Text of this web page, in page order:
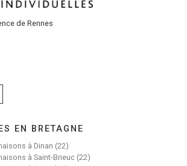
de Rennes
EN BRETAGNE
à Dinan (22)
à Saint-Brieuc (22)